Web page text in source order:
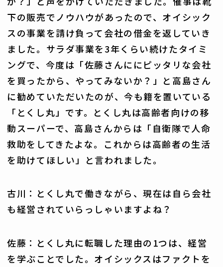
下の販売でノウハウがあったので、オイシック
スの事業を請け負って会社の借金を返していき
ました。サラダ事業を3年くらい続けたタイミ
ングで、今度は「佐藤さんににピッタリな会社
を買ったから、やってみないか？」と高島さん
に勧めていただいたのが、今も籍を置いている
「とくし丸」です。とくし丸は高齢者向けの移
動スーパーで、高島さんからは「自衛隊で人命
救助をしてきたよな。これからは高齢者の生活
を助けてほしい」と言われました。
古川：とくし丸で働きながら、現在は自ら会社
も経営されていらっしゃいますよね？
佐藤：とくし丸に転職した理由の1つは、経営
を学ぶことでした。オイシックスはファクトを